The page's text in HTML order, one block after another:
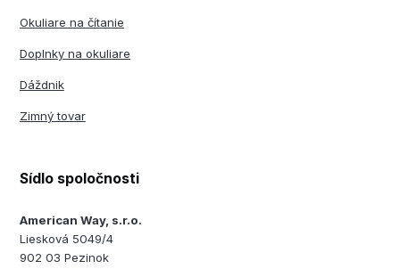
Okuliare na čítanie
Doplnky na okuliare
Dáždnik
Zimný tovar
Sídlo spoločnosti
American Way, s.r.o.
Liesková 5049/4
902 03 Pezinok